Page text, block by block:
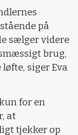
på
sælger videre
brug,
siger Eva
for en
at
tjekker op